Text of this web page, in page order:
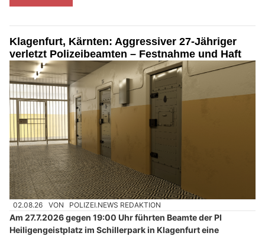
Klagenfurt, Kärnten: Aggressiver 27-Jähriger
verletzt Polizeibeamten – Festnahme und Haft
02.08.26 VON POLIZEI.NEWS REDAKTION
Am 27.7.2026 gegen 19:00 Uhr führten Beamte der PI
Heiligengeistplatz im Schillerpark in Klagenfurt eine